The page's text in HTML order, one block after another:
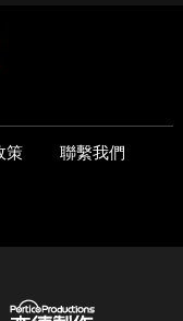
策 聯繫我們